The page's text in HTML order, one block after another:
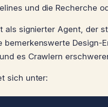
und die Recherche
als signierter Agent, der
bemerkenswerte Design-
es Crawlern
sich unter: